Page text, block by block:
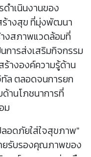
ำเนินงานของ
ร้างสุข ที่มุ่งพัฒนา
งสภาพแวดล้อมที่
การส่งเสริมกิจกรรม
างองค์ความรู้ด้าน
ตลอดจนการยก
านโภชนาการที่
ม
ลอดภัยใส่ใจสุขภาพ"
ยรับรองคุณภาพของ